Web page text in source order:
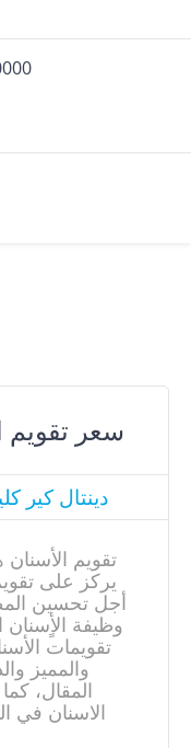
سعر تقويم
دينتال كير
تقويم
يركز على
أجل تحسين
وظيفة الأٍسنان
تقويمات
والمميز
المقال،
الاسنان في